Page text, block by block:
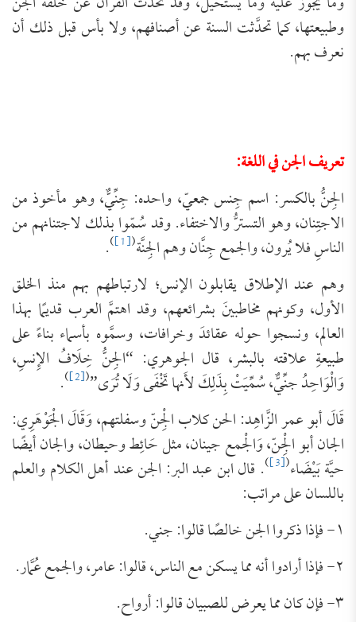
وطبيعتها، كما تحدَّثت السنة عن أصنافهم، ولا بأس قبل ذلك أن
نعرف بهم.
تعريف الجن في اللغة:
الجِنُّ بالكسر: اسم جِنس جمعيّ، واحده: جِنِّيٌّ، وهو مأخوذ من
الاجتِنان، وهو التسترُّ والاختفاء. وقد سُمّوا بذلك لاجتنانهم من
الناسِ فلا يُرون، والجمع جِنَّان وهم الجِنَّة(
[1]
)
.
وهم عند الإطلاق يقابلون الإنس؛ لارتباطهم بهم منذ الخلق
الأول، وكونهم مخاطبينَ بشرائعهم، وقد اهتمَّ العرب قديمًا بهذا
العالم، ونسجوا حوله عقائدَ وخرافات، وسمَّوه بأسماء بناءً على
طبيعةِ علاقته بالبشر، قال الجوهري: “‌الجِنُّ ‌خِلَافُ ‌الإِنسِ،
وَالْوَاحِدُ جنِّيٌّ، سُمِّيَتْ بِذَلِكَ لأَنها تَخْفَى وَلَا تُرَى”(
[2]
)
.
قَالَ أبو عمر الزَّاهِد: الحن كلاب الْجِنّ وسفلتهم، وَقَالَ الْجَوْهَرِي:
الجان أبو الْجِنّ، وَالْجمع جينان، مثل حَائِط وحيطان، والجان أيضًا
حيَّة بَيْضَاء(
[3]
). قال ابن عبد البر: الجن عند أهل الكلام والعلم
باللسان على مراتب:
١- فإذا ذكروا الجن خالصًا قالوا: جني.
٢- فإذا أرادوا أنه مما يسكن مع الناس، قالوا: عامر، والجمع عُمَّار.
٣- فإن كان مما يعرض للصبيان قالوا: أرواح.